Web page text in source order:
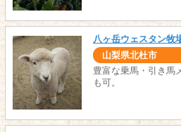
八ヶ岳ウェスタン牧
山梨県北杜市
豊富な乗馬・引き馬
も可。